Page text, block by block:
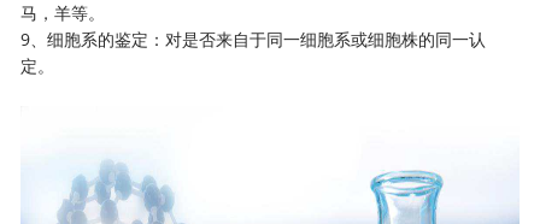
马，羊等。
9、细胞系的鉴定：对是否来自于同一细胞系或细胞株的同一认
定。